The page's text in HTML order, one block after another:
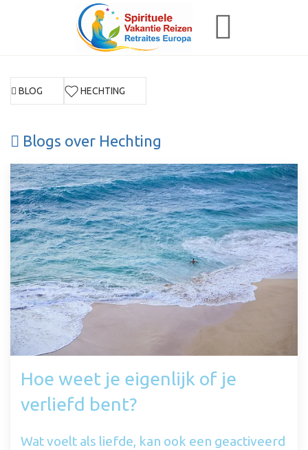
BLOG HECHTING
Blogs over Hechting
Hoe weet je eigenlijk of je
verliefd bent?
Wat voelt als liefde, kan ook een geactiveerd